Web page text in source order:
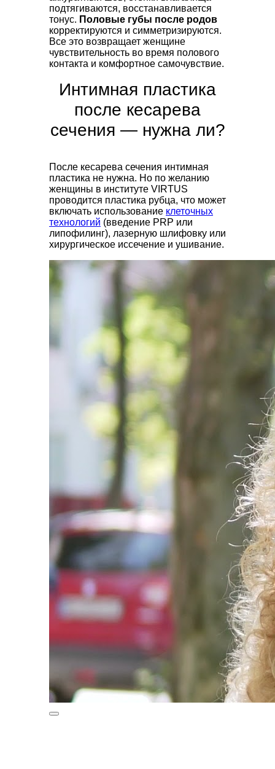
подтягиваются, восстанавливается
тонус. Половые губы после родов
корректируются и симметризируются.
Все это возвращает женщине
чувствительность во время полового
контакта и комфортное самочувствие.
Интимная пластика
после кесарева
сечения — нужна ли?
После кесарева сечения интимная
пластика не нужна. Но по желанию
женщины в институте VIRTUS
проводится пластика рубца, что может
включать использование клеточных
технологий (введение PRP или
липофилинг), лазерную шлифовку или
хирургическое иссечение и ушивание.